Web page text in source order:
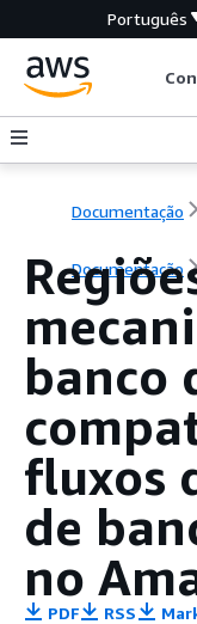
Português
Documentação
Documentação
banco
fluxos
de
no
PDF RSS